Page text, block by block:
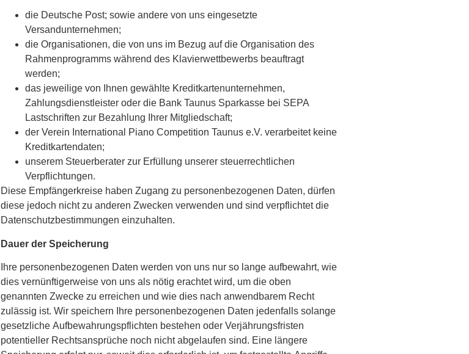
die Deutsche Post; sowie andere von uns eingesetzte
Versandunternehmen;
die Organisationen, die von uns im Bezug auf die Organisation des
Rahmenprogramms während des Klavierwettbewerbs beauftragt
werden;
das jeweilige von Ihnen gewählte Kreditkartenunternehmen,
Zahlungsdienstleister oder die Bank Taunus Sparkasse bei SEPA
Lastschriften zur Bezahlung Ihrer Mitgliedschaft;
der Verein International Piano Competition Taunus e.V. verarbeitet keine
Kreditkartendaten;
unserem Steuerberater zur Erfüllung unserer steuerrechtlichen
Verpflichtungen.
Diese Empfängerkreise haben Zugang zu personenbezogenen Daten, dürfen
diese jedoch nicht zu anderen Zwecken verwenden und sind verpflichtet die
Datenschutzbestimmungen einzuhalten.
Dauer der Speicherung
Ihre personenbezogenen Daten werden von uns nur so lange aufbewahrt, wie
dies vernünftigerweise von uns als nötig erachtet wird, um die oben
genannten Zwecke zu erreichen und wie dies nach anwendbarem Recht
zulässig ist. Wir speichern Ihre personenbezogenen Daten jedenfalls solange
gesetzliche Aufbewahrungspflichten bestehen oder Verjährungsfristen
potentieller Rechtsansprüche noch nicht abgelaufen sind. Eine längere